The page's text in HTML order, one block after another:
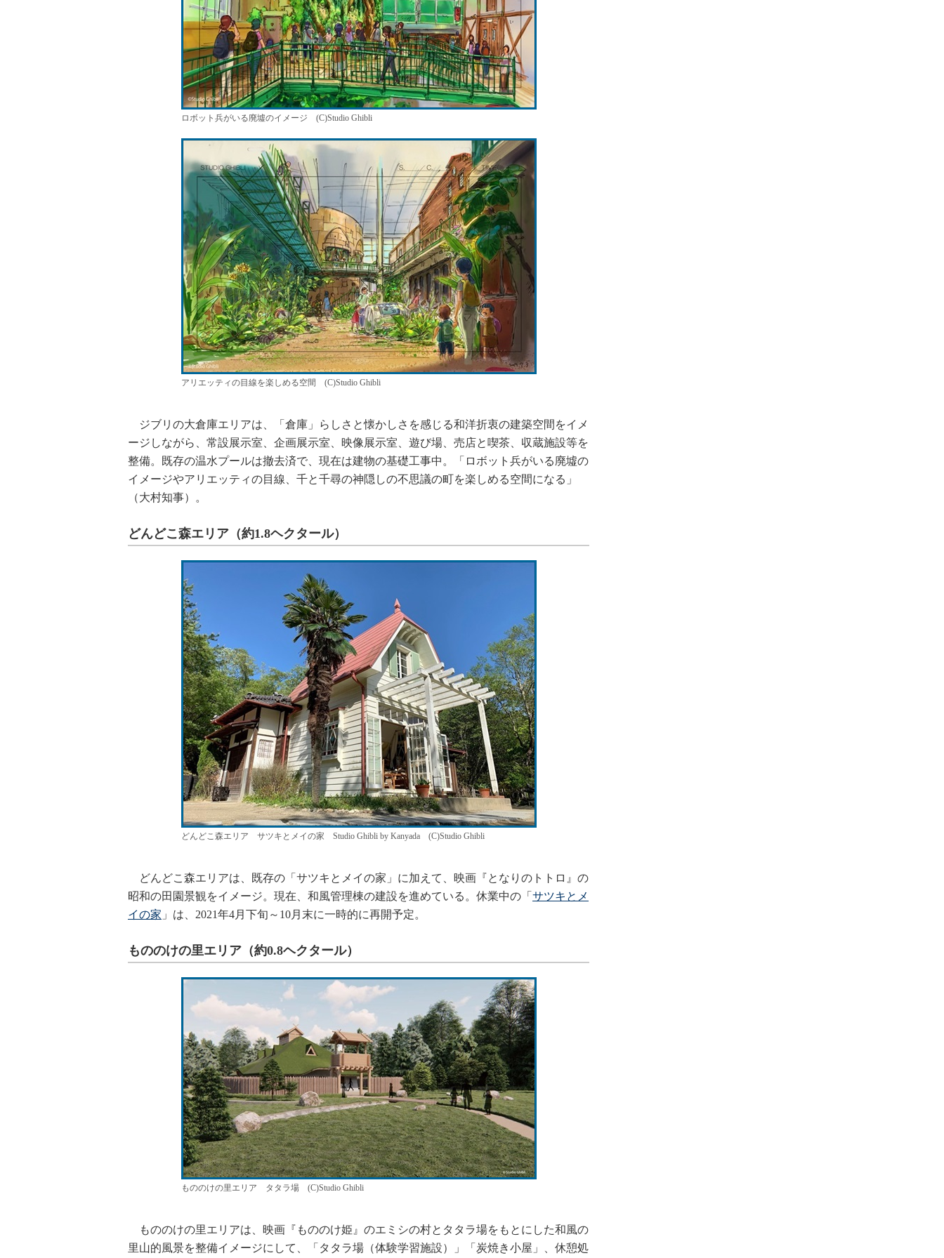
ロボット兵がいる廃墟のイメージ (C)Studio Ghibli
アリエッティの目線を楽しめる空間 (C)Studio Ghibli
ジブリの大倉庫エリアは、「倉庫」らしさと懐かしさを感じる和洋折衷の建築空間をイメ
ージしながら、常設展示室、企画展示室、映像展示室、遊び場、売店と喫茶、収蔵施設等を
整備。既存の温水プールは撤去済で、現在は建物の基礎工事中。「ロボット兵がいる廃墟の
イメージやアリエッティの目線、千と千尋の神隠しの不思議の町を楽しめる空間になる」
（大村知事）。
どんどこ森エリア（約1.8ヘクタール）
どんどこ森エリア サツキとメイの家 Studio Ghibli by Kanyada (C)Studio Ghibli
どんどこ森エリアは、既存の「サツキとメイの家」に加えて、映画『となりのトトロ』の
昭和の田園景観をイメージ。現在、和風管理棟の建設を進めている。休業中の「 サツキとメ
イの家 」は、2021年4月下旬～10月末に一時的に再開予定。
もののけの里エリア（約0.8ヘクタール）
もののけの里エリア タタラ場 (C)Studio Ghibli
もののけの里エリアは、映画『もののけ姫』のエミシの村とタタラ場をもとにした和風の
里山的風景を整備イメージにして、「タタラ場（体験学習施設）」「炭焼き小屋」、休憩処